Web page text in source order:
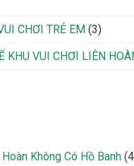
CHƠI TRẺ EM (3)
KHU VUI CHƠI LIÊN
Không Có Hồ Banh 4